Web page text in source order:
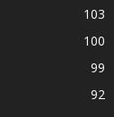
103
100
99
92